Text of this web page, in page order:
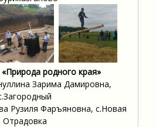
родного края»
Зарима Дамировна,
Рузиля Фаръяновна, с.Новая
Отрадовка